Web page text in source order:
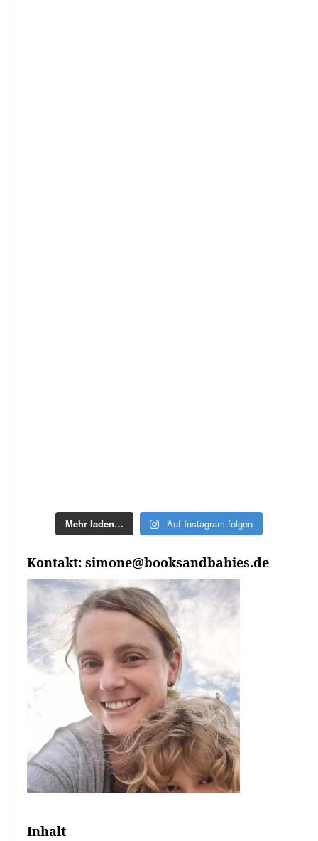
Mehr laden… Auf Instagram folgen
Kontakt: simone@booksandbabies.de
Inhalt